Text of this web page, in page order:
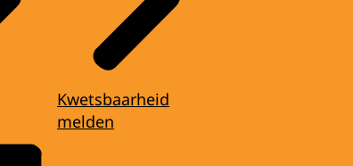
Kwetsbaarheid
melden